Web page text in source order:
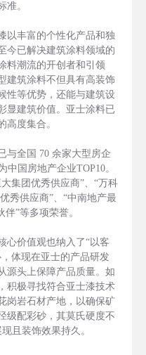
准。
以丰富的个性化产品和独
今已解决建筑涂料领域的
料潮流的开创者和引领
建筑涂料不但具有高装饰
性等优势，还能与建筑设
显建筑价值。亚士涂料已
高度集合。
与全国 70 余家大型房企
国房地产企业TOP10。
集团优秀供应商”、“万科
秀供应商”、“中南地产最
”等多项荣誉。
心价值观也纳入了“以客
体现在亚士的产品研发
源头上保障产品质量。如
积极寻找符合亚士漆技术
岗岩石材产地，以确保矿
级配彩砂，其莫氏硬度不
且装饰效果持久。